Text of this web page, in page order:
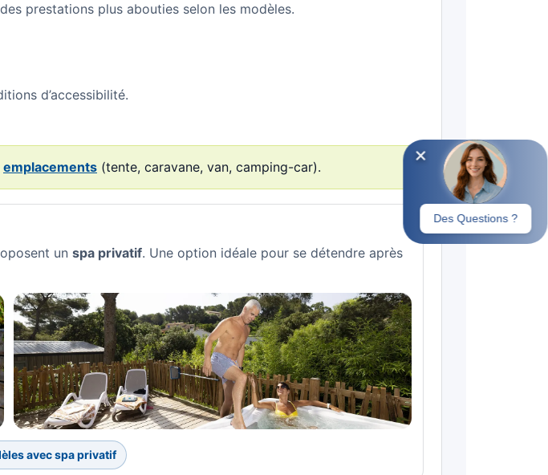
prestations plus abouties selon les modèles.
d’accessibilité.
emplacements (tente, caravane, van, camping-car).
un spa privatif. Une option idéale pour se détendre après
avec spa privatif